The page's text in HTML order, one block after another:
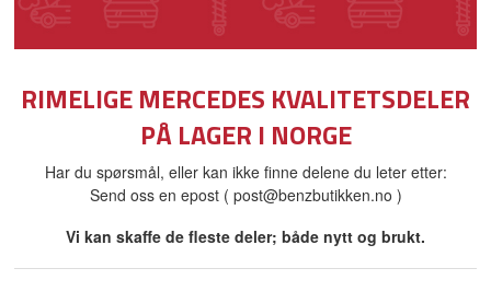
RIMELIGE MERCEDES KVALITETSDELER
PÅ LAGER I NORGE
Har du spørsmål, eller kan ikke finne delene du leter etter:
Send oss en epost ( post@benzbutikken.no )
Vi kan skaffe de fleste deler; både nytt og brukt.